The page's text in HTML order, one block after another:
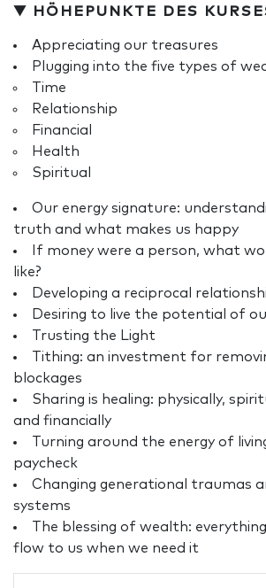
▼ HÖHEPUNKTE DES
Appreciating our treasures
Plugging into the five types of
Time
Relationship
Financial
Health
Spiritual
Our energy signature:
truth and what makes us happy
If money were a person, what
like?
Developing a reciprocal
Desiring to live the potential of
Trusting the Light
Tithing: an investment for
blockages
Sharing is healing: physically,
and financially
Turning around the energy of
paycheck
Changing generational traumas
systems
The blessing of wealth: everything
flow to us when we need it